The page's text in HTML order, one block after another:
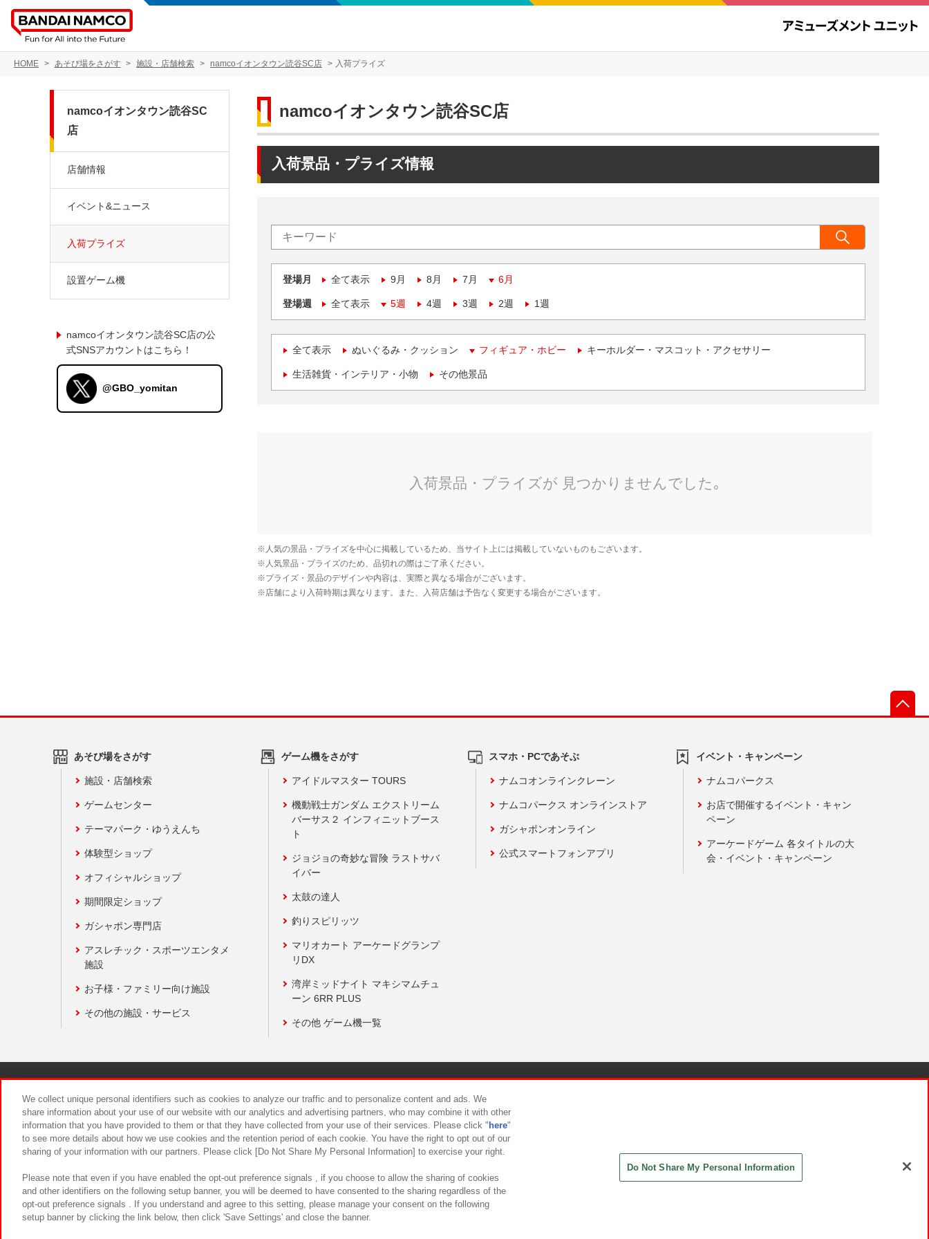
HOME あそび場をさがす 施設・店舗検索 namcoイオンタウン読谷SC店 入荷プライズ
namcoイオンタウン読谷SC店
入荷景品・プライズ情報
登場月 全て表示 9月 8月 7月 6月
登場週 全て表示 5週 4週 3週 2週 1週
全て表示 ぬいぐるみ・クッション フィギュア・ホビー キーホルダー・マスコット・アクセサリー
生活雑貨・インテリア・小物 その他景品
namcoイオンタウン読谷SC
店
店舗情報
イベント&ニュース
入荷プライズ
設置ゲーム機
namcoイオンタウン読谷SC店の公
式SNSアカウントはこちら！
@GBO_yomitan
あそび場をさがす
施設・店舗検索
ゲームセンター
テーマパーク・ゆうえんち
体験型ショップ
オフィシャルショップ
期間限定ショップ
ガシャポン専門店
アスレチック・スポーツエンタメ
施設
お子様・ファミリー向け施設
その他の施設・サービス
ゲーム機をさがす
アイドルマスター TOURS
機動戦士ガンダム エクストリーム
バーサス２ インフィニットブース
ト
ジョジョの奇妙な冒険 ラストサバ
イバー
太鼓の達人
釣りスピリッツ
マリオカート アーケードグランプ
リDX
湾岸ミッドナイト マキシマムチュ
ーン 6RR PLUS
その他 ゲーム機一覧
スマホ・PCであそぶ
ナムコオンラインクレーン
ナムコパークス オンラインストア
ガシャポンオンライン
公式スマートフォンアプリ
イベント・キャンペーン
ナムコパークス
お店で開催するイベント・キャン
ペーン
アーケードゲーム 各タイトルの大
会・イベント・キャンペーン
食品のご提供について カスタマーハラスメント対応方針
We collect unique personal identifiers such as cookies to analyze our traffic and to personalize content and ads. We
share information about your use of our website with our analytics and advertising partners, who may combine it with other
information that you have provided to them or that they have collected from your use of their services. Please click " here"
to see more details about how we use cookies and the retention period of each cookie. You have the right to opt out of our
sharing of your information with our partners. Please click [Do Not Share My Personal Information] to exercise your right.
Please note that even if you have enabled the opt-out preference signals , if you choose to allow the sharing of cookies
and other identifiers on the following setup banner, you will be deemed to have consented to the sharing regardless of the
opt-out preference signals . If you understand and agree to this setting, please manage your consent on the following
setup banner by clicking the link below, then click 'Save Settings' and close the banner.
Do Not Share My Personal Information